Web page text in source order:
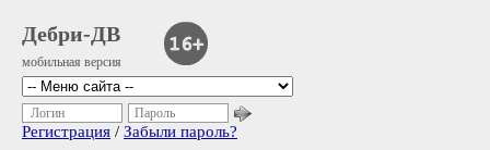
Дебри-ДВ
мобильная версия
Логин Пароль
Регистрация / Забыли пароль?